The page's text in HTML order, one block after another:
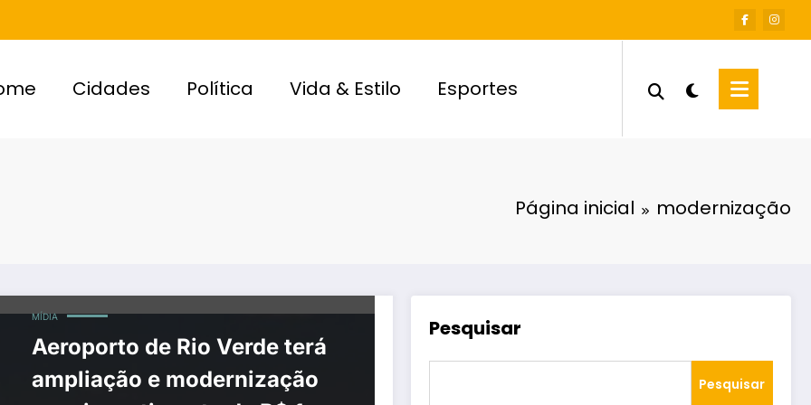
Cidades Política Vida & Estilo Esportes
Página inicial modernização
MÍDIA
Aeroporto de Rio Verde terá
ampliação e modernização
Pesquisar
Pesquisar